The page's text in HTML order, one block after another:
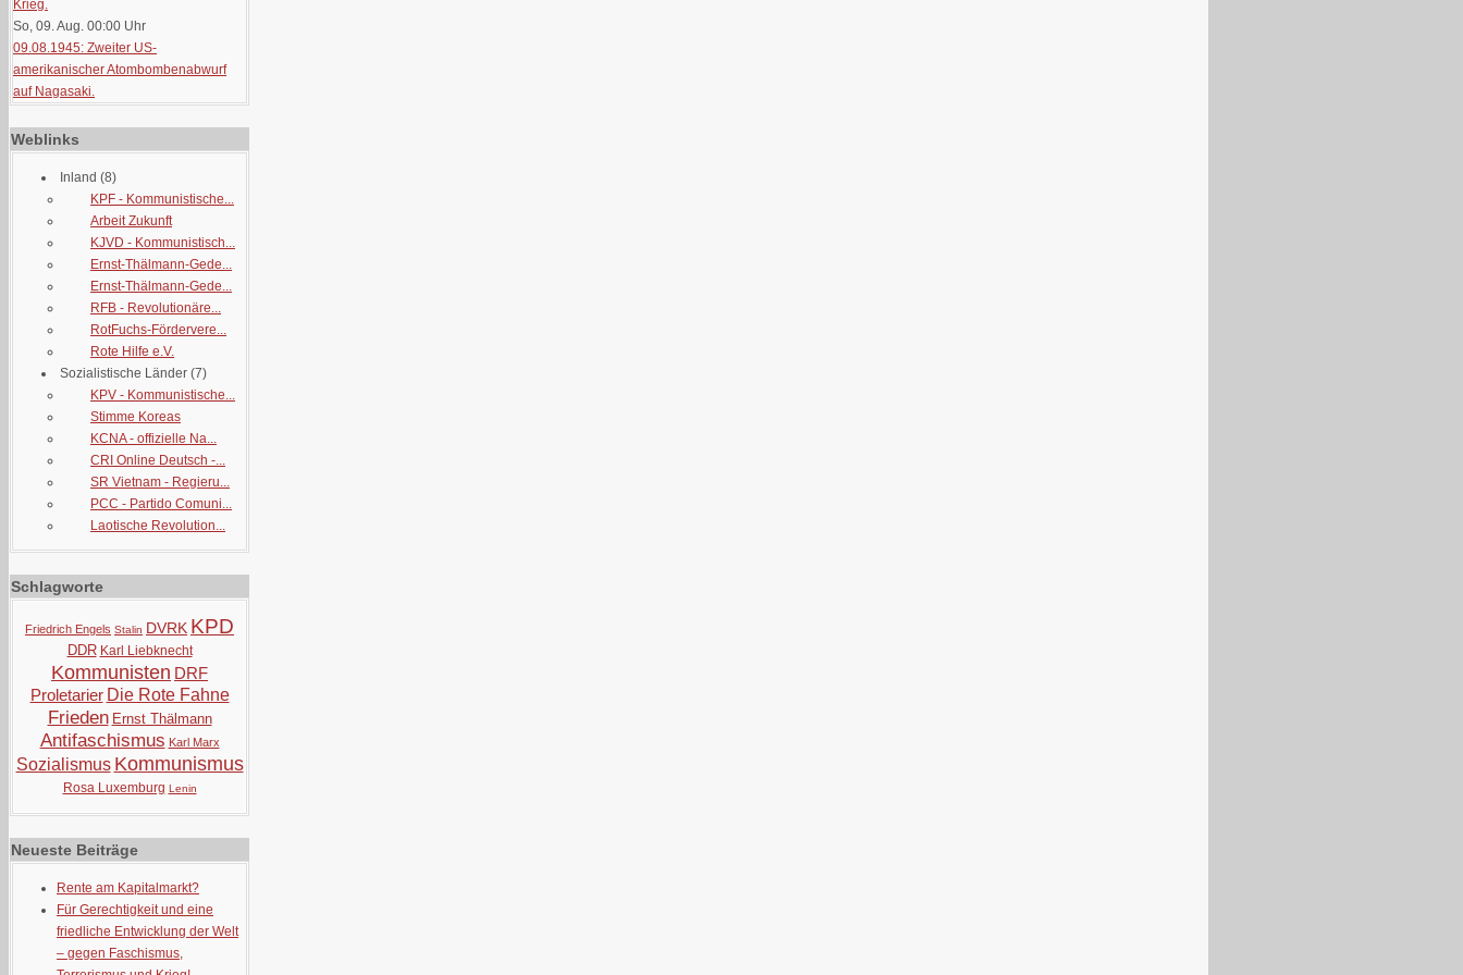
Krieg.
So, 09. Aug. 00:00 Uhr
09.08.1945: Zweiter US-
amerikanischer Atombombenabwurf
auf Nagasaki.
Weblinks
Inland (8)
KPF - Kommunistische...
Arbeit Zukunft
KJVD - Kommunistisch...
Ernst-Thälmann-Gede...
Ernst-Thälmann-Gede...
RFB - Revolutionäre...
RotFuchs-Fördervere...
Rote Hilfe e.V.
Sozialistische Länder (7)
KPV - Kommunistische...
Stimme Koreas
KCNA - offizielle Na...
CRI Online Deutsch -...
SR Vietnam - Regieru...
PCC - Partido Comuni...
Laotische Revolution...
Schlagworte
Friedrich Engels Stalin DVRK KPD
DDR Karl Liebknecht
Kommunisten DRF
Proletarier Die Rote Fahne
Frieden Ernst Thälmann
Antifaschismus Karl Marx
Sozialismus Kommunismus
Rosa Luxemburg Lenin
Neueste Beiträge
Rente am Kapitalmarkt?
Für Gerechtigkeit und eine
friedliche Entwicklung der Welt
– gegen Faschismus,